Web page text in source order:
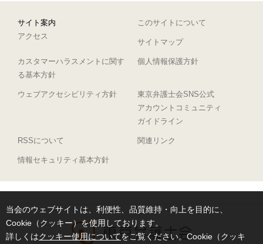
当会のウェブサイトは、利便性、品質維持・向上を目的に、
Cookie（クッキー）を使用しております。
詳しくはクッキー使用についてをご覧ください。Cookie（クッキ
サイト案内
このサイトについて
アクセス
サイトマップ
カスタマーハラスメントに関す
る基本方針
個人情報保護方針
ウェブアクセシビリティ方針
東京弁護士会SNS公式
アカウントコミュニティ
ガイドライン
RSSについて 関連リンク
情報セキュリティ基本方針